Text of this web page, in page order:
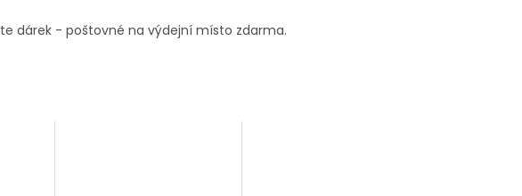
dárek - poštovné na výdejní místo zdarma.